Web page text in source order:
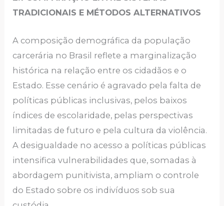
TRADICIONAIS E MÉTODOS ALTERNATIVOS
A composição demográfica da população
carcerária no Brasil reflete a marginalização
histórica na relação entre os cidadãos e o
Estado. Esse cenário é agravado pela falta de
políticas públicas inclusivas, pelos baixos
índices de escolaridade, pelas perspectivas
limitadas de futuro e pela cultura da violência.
A desigualdade no acesso a políticas públicas
intensifica vulnerabilidades que, somadas à
abordagem punitivista, ampliam o controle
do Estado sobre os indivíduos sob sua